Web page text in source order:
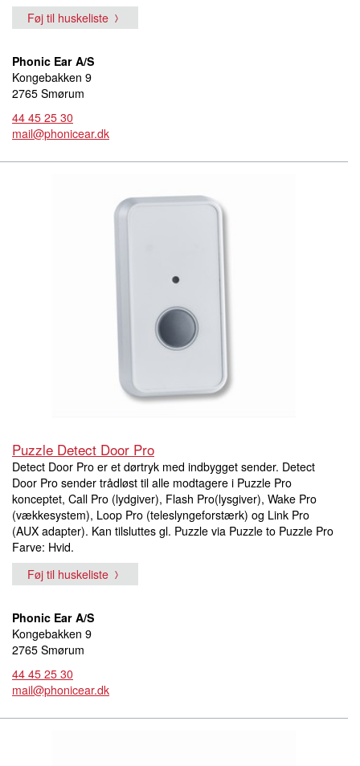
Føj til huskeliste
Phonic Ear A/S
Kongebakken 9
2765 Smørum
44 45 25 30
mail@phonicear.dk
Puzzle Detect Door Pro
Detect Door Pro er et dørtryk med indbygget sender. Detect
Door Pro sender trådløst til alle modtagere i Puzzle Pro
konceptet, Call Pro (lydgiver), Flash Pro(lysgiver), Wake Pro
(vækkesystem), Loop Pro (teleslyngeforstærk) og Link Pro
(AUX adapter). Kan tilsluttes gl. Puzzle via Puzzle to Puzzle Pro
Farve: Hvid.
Føj til huskeliste
Phonic Ear A/S
Kongebakken 9
2765 Smørum
44 45 25 30
mail@phonicear.dk